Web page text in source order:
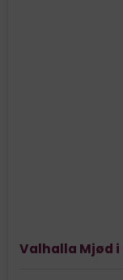
Valhalla Mjød